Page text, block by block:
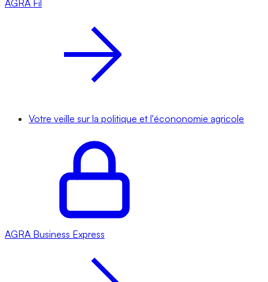
AGRA Fil
Votre veille sur la politique et l'écononomie agricole
AGRA Business Express